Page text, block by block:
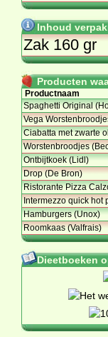
Inhoud
Zak 160 gr
Producten
Productnaam
Spaghetti Original
Vega
Ciabatta met zwarte
Worstenbroodjes
Ontbijtkoek (Lidl)
Drop (De Bron)
Ristorante Pizza
Intermezzo quick hot
Hamburgers (Unox)
Roomkaas (Valfrais)
Dieetboeken